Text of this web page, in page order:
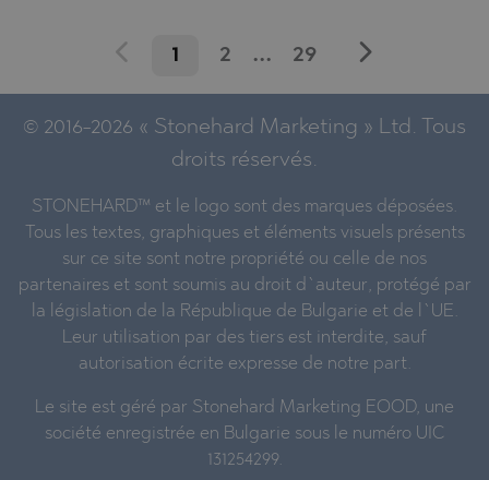
1 2 ... 29
© 2016-2026 « Stonehard Marketing » Ltd. Tous
droits réservés.
STONEHARD™ et le logo sont des marques déposées.
Tous les textes, graphiques et éléments visuels présents
sur ce site sont notre propriété ou celle de nos
partenaires et sont soumis au droit d`auteur, protégé par
la législation de la République de Bulgarie et de l`UE.
Leur utilisation par des tiers est interdite, sauf
autorisation écrite expresse de notre part.
Le site est géré par Stonehard Marketing EOOD, une
société enregistrée en Bulgarie sous le numéro UIC
131254299.